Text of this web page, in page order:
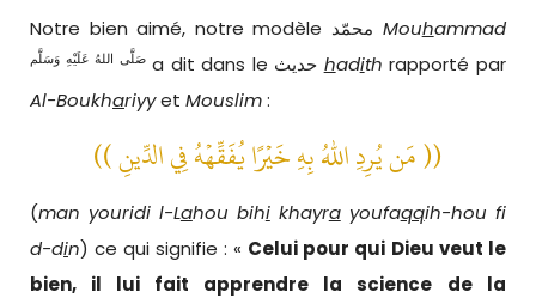
Mouhammad
صَلَّى اللهُ عَلَيْهِ وَسَلَّم hadith rapporté par
Al-Boukhariyyet Mouslim:
(( مَن يُرِدِ اللهُ بِهِ خَيْرًا يُفَقِّهْهُ فِي الدِّينِ ))
(man youridi l-Lahou bihikhayrayoufaqqih-hou fi
d-din) ce qui signifie : « Celui pour qui Dieu veut le
bien, il lui fait apprendre la science de la